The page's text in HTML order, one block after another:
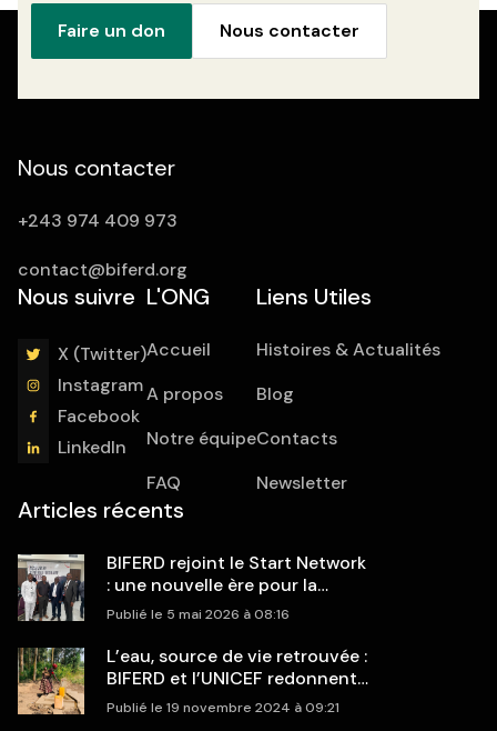
Faire un don Nous contacter
Nous contacter
+243 974 409 973
contact@biferd.org
Nous suivre
X (Twitter)
Instagram
Facebook
LinkedIn
L'ONG
Accueil
A propos
Notre équipe
FAQ
Liens Utiles
Histoires & Actualités
Blog
Contacts
Newsletter
Articles récents
BIFERD rejoint le Start Network
: une nouvelle ère pour la
réponse humanitaire en RDC
Publié le 5 mai 2026 à 08:16
L’eau, source de vie retrouvée :
BIFERD et l’UNICEF redonnent
espoir aux communautés de
Publié le 19 novembre 2024 à 09:21